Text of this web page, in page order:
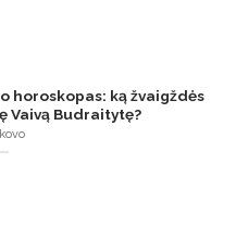
horoskopas: ką žvaigždės
Vaivą Budraitytę?